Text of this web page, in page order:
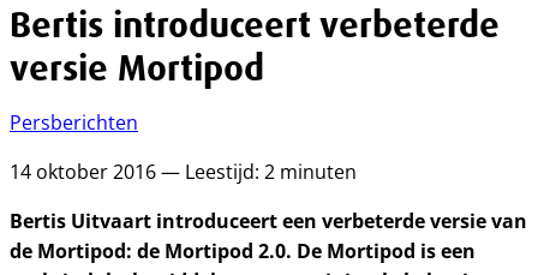
Bertis introduceert verbeterde
versie Mortipod
Persberichten
14 oktober 2016 — Leestijd: 2 minuten
Bertis Uitvaart introduceert een verbeterde versie van
de Mortipod: de Mortipod 2.0. De Mortipod is een